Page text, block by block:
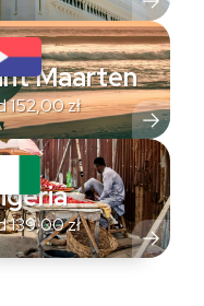
Maarten
152,00zł
139,00zł